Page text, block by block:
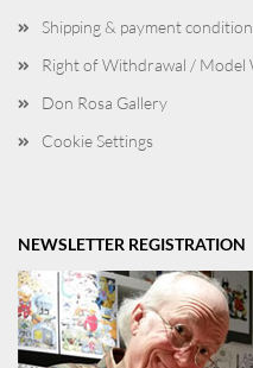
Shipping & payment
Right of Withdrawal / Model
Don Rosa Gallery
Cookie Settings
NEWSLETTER REGISTRATION